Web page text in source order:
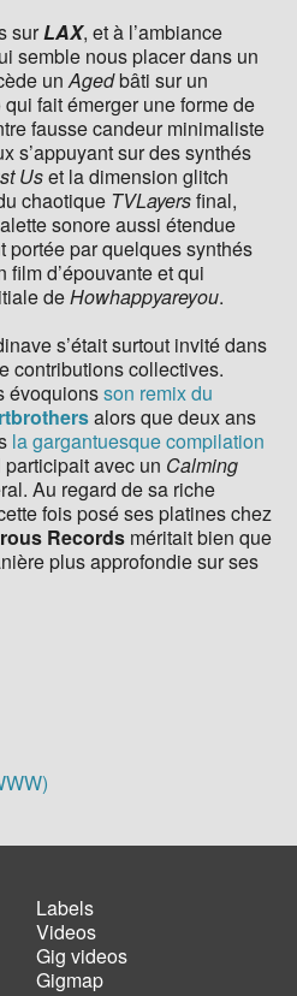
surLAX, et à l’ambiance
semble nous placer dans un
unAgedbâti sur un
fait émerger une forme de
fausse candeur minimaliste
s’appuyant sur des synthés
Uset la dimension glitch
chaotique TVLayersfinal,
sonore aussi étendue
portée par quelques synthés
film d’épouvante et qui
deHowhappyareyou.
s’était surtout invité dans
contributions collectives.
évoquionsson remix du
alors que deux ans
la gargantuesque compilation
avec un Calming
Au regard de sa riche
fois posé ses platines chez
Recordsméritait bien que
plus approfondie sur ses
Footer
menu
Labels
Videos
Gig videos
Gigmap